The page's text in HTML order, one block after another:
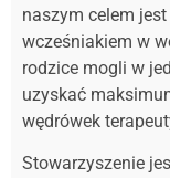
naszym celem
wcześniakiem w
rodzice mogli w
uzyskać
wędrówek
Stowarzyszenie